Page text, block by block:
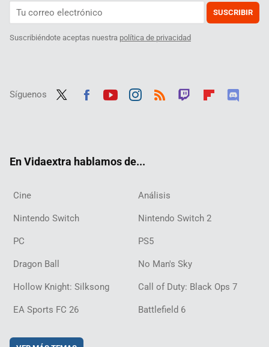
SUSCRIBIR
Suscribiéndote aceptas nuestra política de privacidad
Síguenos
En Vidaextra hablamos de...
Cine Análisis
Nintendo Switch Nintendo Switch 2
PC PS5
Dragon Ball No Man's Sky
Hollow Knight: Silksong Call of Duty: Black Ops 7
EA Sports FC 26 Battlefield 6